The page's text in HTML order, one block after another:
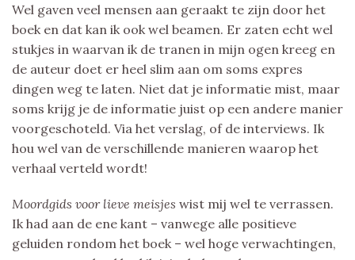
Wel gaven veel mensen aan geraakt te zijn door het
boek en dat kan ik ook wel beamen. Er zaten echt wel
stukjes in waarvan ik de tranen in mijn ogen kreeg en
de auteur doet er heel slim aan om soms expres
dingen weg te laten. Niet dat je informatie mist, maar
soms krijg je de informatie juist op een andere manier
voorgeschoteld. Via het verslag, of de interviews. Ik
hou wel van de verschillende manieren waarop het
verhaal verteld wordt!
Moordgids voor lieve meisjes wist mij wel te verrassen.
Ik had aan de ene kant – vanwege alle positieve
geluiden rondom het boek – wel hoge verwachtingen,